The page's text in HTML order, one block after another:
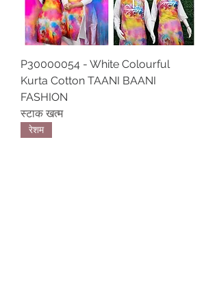
P30000054 - White Colourful
Kurta Cotton TAANI BAANI
FASHION
स्टाक खत्म
रेशम